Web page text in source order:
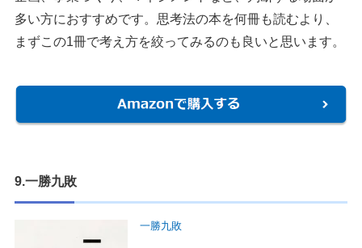
多い方におすすめです。思考法の本を何冊も読むより、
まずこの1冊で考え方を絞ってみるのも良いと思います。
9.一勝九敗
一勝九敗